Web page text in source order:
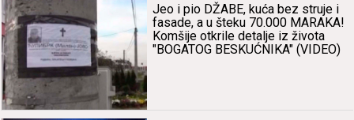
Jeo i pio DŽABE, kućа bez struje i
fаsаde, а u šteku 70.000 MARAKA!
Komšije otkrile detаlje iz životа
"BOGATOG BESKUĆNIKA" (VIDEO)